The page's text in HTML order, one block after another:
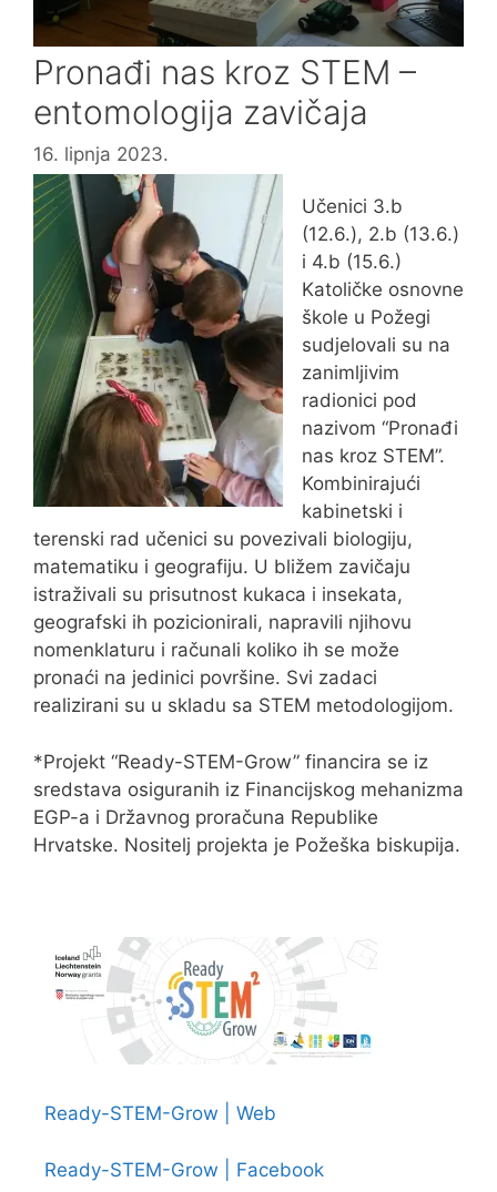
Pronađi nas kroz STEM –
entomologija zavičaja
16. lipnja 2023.
Učenici 3.b
(12.6.), 2.b (13.6.)
i 4.b (15.6.)
Katoličke osnovne
škole u Požegi
sudjelovali su na
zanimljivim
radionici pod
nazivom “Pronađi
nas kroz STEM”.
Kombinirajući
kabinetski i
terenski rad učenici su povezivali biologiju,
matematiku i geografiju. U bližem zavičaju
istraživali su prisutnost kukaca i insekata,
geografski ih pozicionirali, napravili njihovu
nomenklaturu i računali koliko ih se može
pronaći na jedinici površine. Svi zadaci
realizirani su u skladu sa STEM metodologijom.
*Projekt “Ready-STEM-Grow” financira se iz
sredstava osiguranih iz Financijskog mehanizma
EGP-a i Državnog proračuna Republike
Hrvatske. Nositelj projekta je Požeška biskupija.
Ready-STEM-Grow | Web
Ready-STEM-Grow | Facebook